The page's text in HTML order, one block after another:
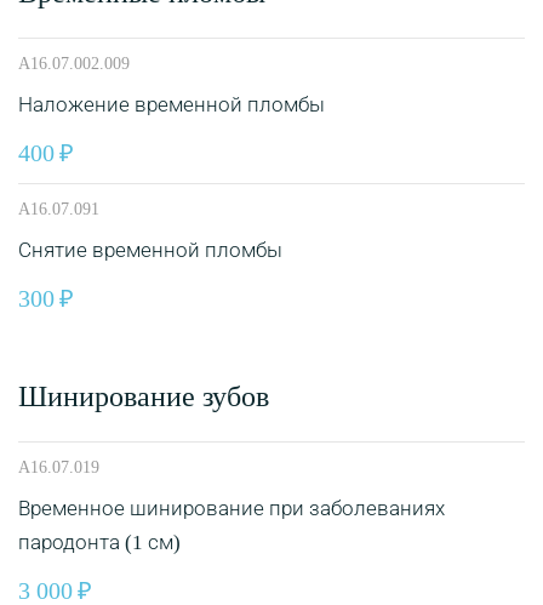
A16.07.002.009
Наложение временной пломбы
400
A16.07.091
Снятие временной пломбы
300
Шинирование зубов
A16.07.019
Временное шинирование при заболеваниях
пародонта (1 см)
3 000